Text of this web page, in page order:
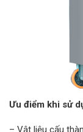
Ưu điểm khi sử
– Vật liệu cấu